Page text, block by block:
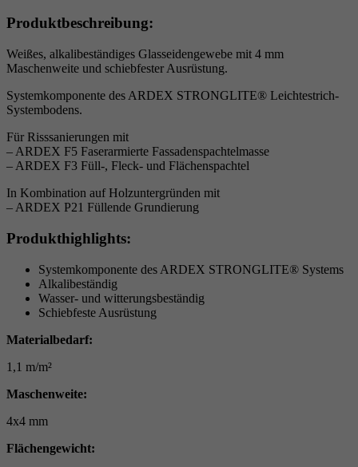
Produktbeschreibung:
Weißes, alkalibeständiges Glasseidengewebe mit 4 mm
Maschenweite und schiebfester Ausrüstung.
Systemkomponente des ARDEX STRONGLITE® Leichtestrich-
Systembodens.
Für Risssanierungen mit
– ARDEX F5 Faserarmierte Fassadenspachtelmasse
– ARDEX F3 Füll-, Fleck- und Flächenspachtel
In Kombination auf Holzuntergründen mit
– ARDEX P21 Füllende Grundierung
Produkthighlights:
Systemkomponente des ARDEX STRONGLITE® Systems
Alkalibeständig
Wasser- und witterungsbeständig
Schiebfeste Ausrüstung
Materialbedarf:
1,1 m/m²
Maschenweite:
4x4 mm
Flächengewicht: